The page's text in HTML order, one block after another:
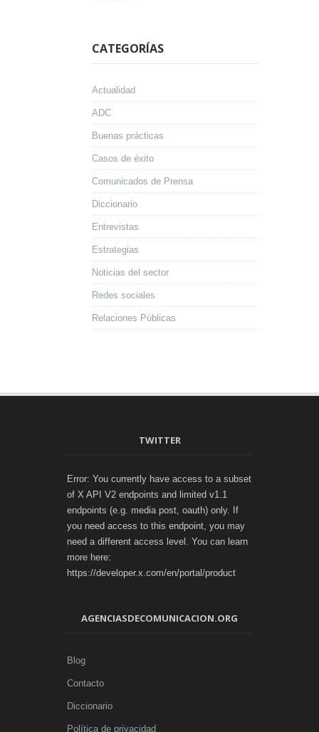
CATEGORÍAS
Actualidad
ADC
Buenas prácticas
Casos de éxito
Comunicados de Prensa
Diccionario
Entrevistas
Estrategias
Noticias del sector
Redes sociales
Relaciones Públicas
TWITTER
Error: You currently have access to a subset
of X API V2 endpoints and limited v1.1
endpoints (e.g. media post, oauth) only. If
you need access to this endpoint, you may
need a different access level. You can learn
more here:
https://developer.x.com/en/portal/product
AGENCIASDECOMUNICACION.ORG
Blog
Contacto
Diccionario
Política de privacidad